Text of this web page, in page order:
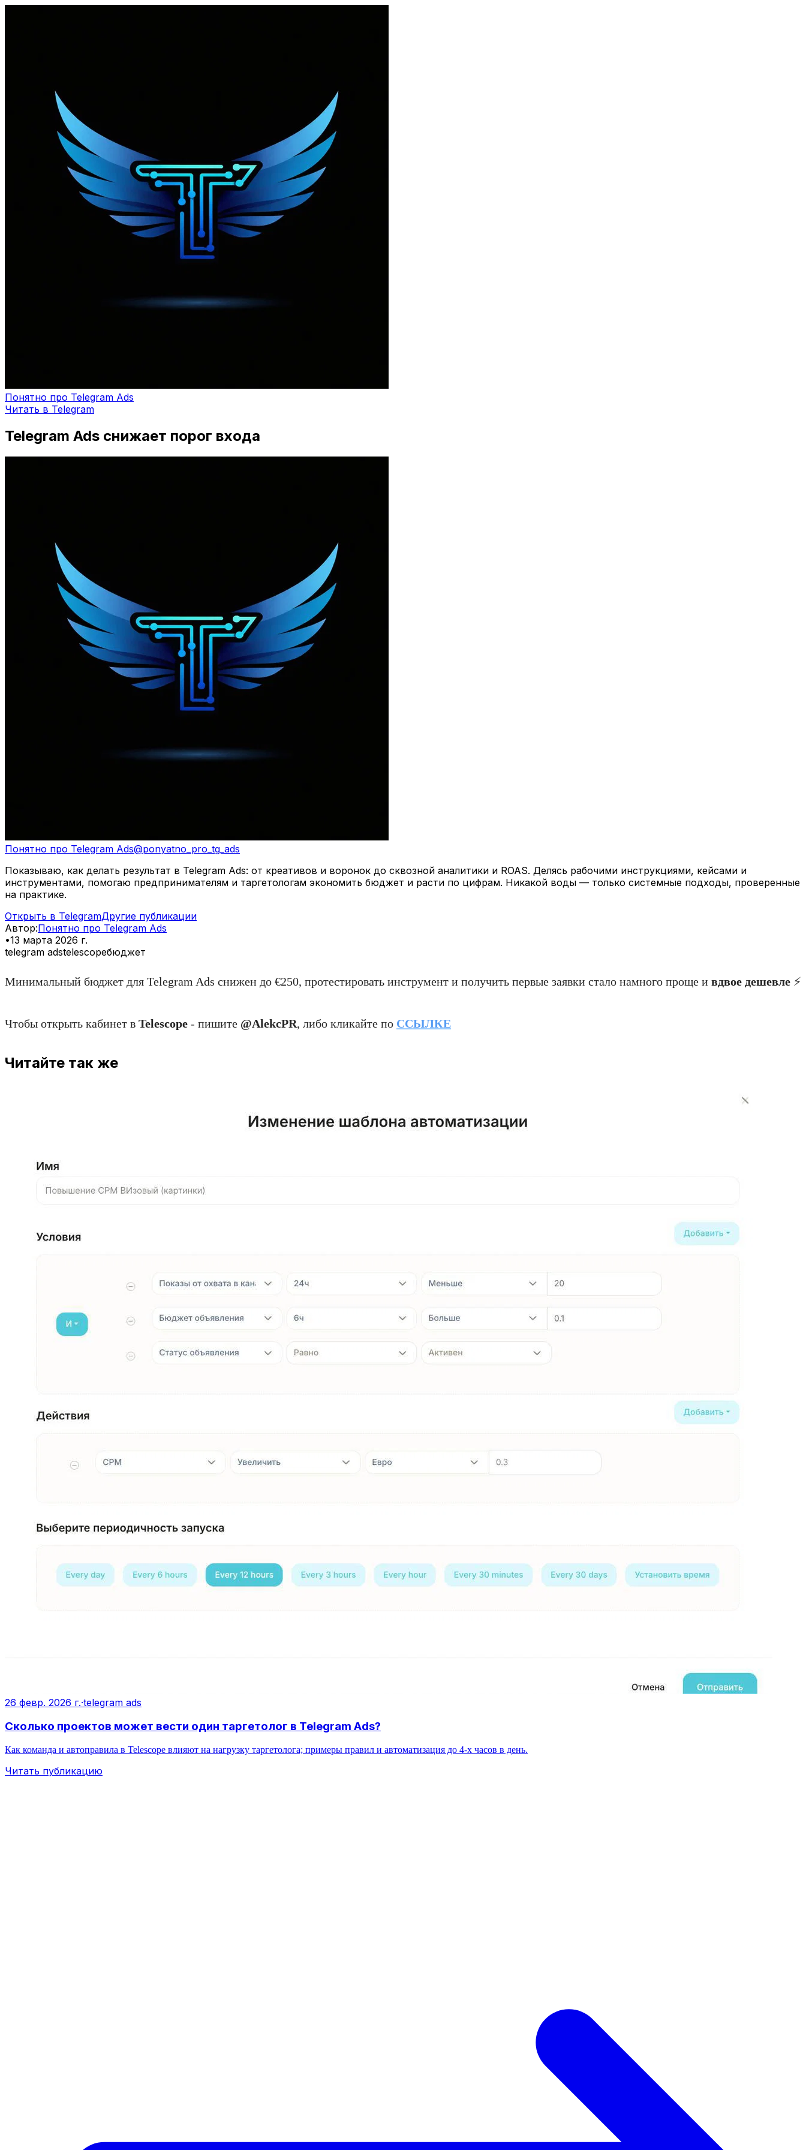
Понятно про Telegram Ads
Читать в Telegram
Telegram Ads снижает порог входа
Понятно про Telegram Ads@ponyatno_pro_tg_ads
Показываю, как делать результат в Telegram Ads: от креативов и воронок до сквозной аналитики и ROAS. Делясь рабочими инструкциями, кейсами и
инструментами, помогаю предпринимателям и таргетологам экономить бюджет и расти по цифрам. Никакой воды — только системные подходы, проверенные
на практике.
Открыть в TelegramДругие публикации
Автор:Понятно про Telegram Ads
•13 марта 2026 г.
telegram adstelescopeбюджет
Минимальный бюджет для Telegram Ads снижен до €250, протестировать инструмент и получить первые заявки стало намного проще и вдвое дешевле ⚡️
Чтобы открыть кабинет в Telescope - пишите @AlekcPR, либо кликайте по ССЫЛКЕ
Читайте так же
26 февр. 2026 г.·telegram ads
Сколько проектов может вести один таргетолог в Telegram Ads?
Как команда и автоправила в Telescope влияют на нагрузку таргетолога; примеры правил и автоматизация до 4-х часов в день.
Читать публикацию